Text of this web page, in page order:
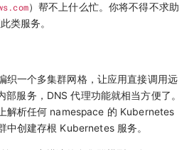
）帮不上什么忙。你将不得不求助
类服务。
织一个多集群网格，让应用直接调用远
服务，DNS 代理功能就相当方便了。
解析任何 namespace 的 Kubernetes
中创建存根 Kubernetes 服务。